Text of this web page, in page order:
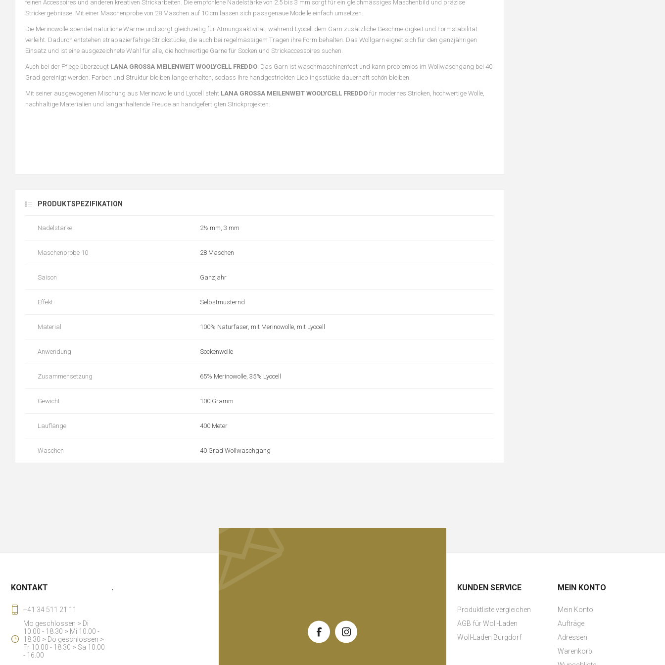
feinen Accessoires und anderen kreativen Strickarbeiten. Die empfohlene Nadelstärke von 2.5 bis 3 mm sorgt für ein gleichmässiges Maschenbild und präzise
Strickergebnisse. Mit einer Maschenprobe von 28 Maschen auf 10 cm lassen sich passgenaue Modelle einfach umsetzen.
Die Merinowolle spendet natürliche Wärme und sorgt gleichzeitig für Atmungsaktivität, während Lyocell dem Garn zusätzliche Geschmeidigkeit und Formstabilität
verleiht. Dadurch entstehen strapazierfähige Strickstücke, die auch bei regelmässigem Tragen ihre Form behalten. Das Wollgarn eignet sich für den ganzjährigen
Einsatz und ist eine ausgezeichnete Wahl für alle, die hochwertige Garne für Socken und Strickaccessoires suchen.
Auch bei der Pflege überzeugt LANA GROSSA MEILENWEIT WOOLYCELL FREDDO. Das Garn ist waschmaschinenfest und kann problemlos im Wollwaschgang bei 40
Grad gereinigt werden. Farben und Struktur bleiben lange erhalten, sodass Ihre handgestrickten Lieblingsstücke dauerhaft schön bleiben.
Mit seiner ausgewogenen Mischung aus Merinowolle und Lyocell steht LANA GROSSA MEILENWEIT WOOLYCELL FREDDO für modernes Stricken, hochwertige Wolle,
nachhaltige Materialien und langanhaltende Freude an handgefertigten Strickprojekten.
PRODUKTSPEZIFIKATION
Nadelstärke 2½ mm, 3 mm
Maschenprobe 10 28 Maschen
Saison Ganzjahr
Effekt Selbstmusternd
Material 100% Naturfaser, mit Merinowolle, mit Lyocell
Anwendung Sockenwolle
Zusammensetzung 65% Merinowolle, 35% Lyocell
Gewicht 100 Gramm
Lauflänge 400 Meter
Waschen 40 Grad Wollwaschgang
KONTAKT
+41 34 511 21 11
Mo geschlossen > Di
10.00 - 18.30 > Mi 10.00 -
18.30 > Do geschlossen >
Fr 10.00 - 18.30 > Sa 10.00
- 16.00
. KUNDEN SERVICE
Produktliste vergleichen
AGB für Woll-Laden
Woll-Laden Burgdorf
MEIN KONTO
Mein Konto
Aufträge
Adressen
Warenkorb